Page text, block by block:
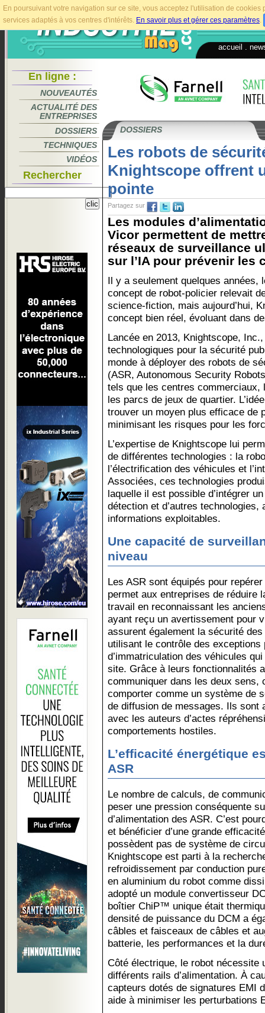
En poursuivant votre navigation sur ce site, vous acceptez l'utilisation de
services adaptés à vos centres d'intérêts. En savoir plus et gérer ces paramètres.
accueil
En ligne :
NOUVEAUTÉS
ACTUALITÉ DES
ENTREPRISES
DOSSIERS
TECHNIQUES
VIDÉOS
Rechercher
DOSSIERS
Les robots de
Knightscope offrent
pointe
Partagez sur
Les modules
Vicor permettent de
réseaux de surveillance
sur l’IA pour prévenir les
Il y a seulement quelques années,
concept de robot-policier relevait
science-fiction, mais aujourd’hui,
concept bien réel, évoluant dans
Lancée en 2013, Knightscope,
technologiques pour la sécurité
monde à déployer des robots de
(ASR, Autonomous Security
tels que les centres commerciaux,
les parcs de jeux de quartier.
trouver un moyen plus efficace de
minimisant les risques pour les
L’expertise de Knightscope lui
de différentes technologies : la
l’électrification des véhicules et
Associées, ces technologies
laquelle il est possible d’intégrer
détection et d’autres technologies,
informations exploitables.
Une capacité de
niveau
Les ASR sont équipés pour
permet aux entreprises de réduire
travail en reconnaissant les
ayant reçu un avertissement pour
assurent également la sécurité
utilisant le contrôle des
d’immatriculation des véhicules
site. Grâce à leurs fonctionnalités
communiquer dans les deux sens,
comporter comme un système de
de diffusion de messages. Ils sont
avec les auteurs d’actes
comportements hostiles.
L’efficacité énergétique
ASR
Le nombre de calculs, de
peser une pression conséquente
d’alimentation des ASR. C’est
et bénéficier d’une grande
possèdent pas de système de
Knightscope est parti à la
refroidissement par conduction
en aluminium du robot comme
adopté un module convertisseur
boîtier ChiP™ unique était
densité de puissance du DCM a
câbles et faisceaux de câbles et
batterie, les performances et la
Côté électrique, le robot nécessite
différents rails d’alimentation. À
capteurs dotés de signatures EMI
aide à minimiser les perturbations